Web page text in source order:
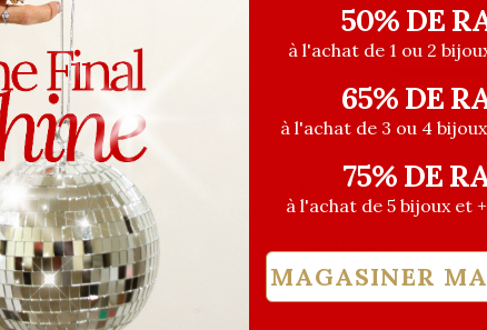
nourrissant pour les mains
Sanguinelli & fenouil - 60ml
les taxes
Détersif à vaisselle
Sanguinelli & fenouil
16,00$CA
Avant les taxes
50% DE
à l'achat de 1 ou 2
65% DE
à l'achat de 3 ou 4
75% DE
à l'achat de 5 bijoux et
MAGASINER